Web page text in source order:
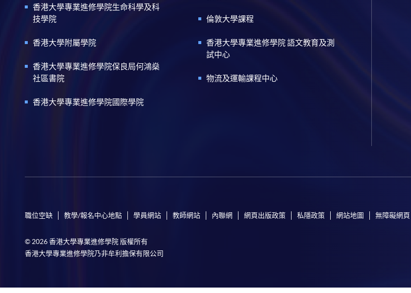
香港大學專業進修學院生命科學及科
技學院
香港大學附屬學院
香港大學專業進修學院保良局何鴻燊
社區書院
香港大學專業進修學院國際學院
倫敦大學課程
香港大學專業進修學院 語文教育及測
試中心
物流及運輸課程中心
職位空缺 教學/報名中心地點 學員網站 教師網站 內聯網 網頁出版政策 私隱政策 網站地圖 無障礙網頁
© 2026 香港大學專業進修學院 版權所有
香港大學專業進修學院乃非牟利擔保有限公司